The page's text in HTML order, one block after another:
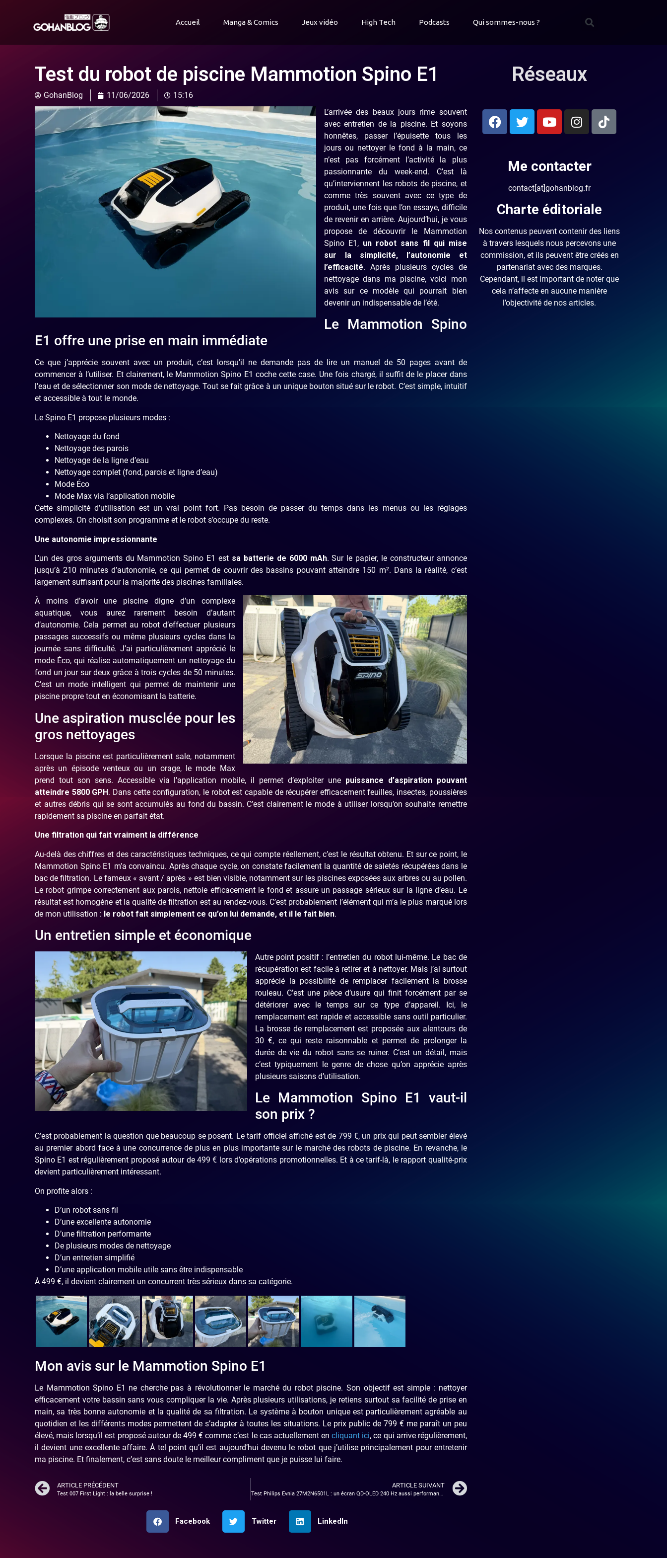
Accueil Manga & Comics Jeux vidéo High Tech Podcasts Qui sommes-nous ?
Test du robot de piscine Mammotion Spino E1
GohanBlog 11/06/2026
15:16
L’arrivée des beaux jours rime souvent
avec entretien de la piscine. Et soyons
honnêtes, passer l’épuisette tous les
jours ou nettoyer le fond à la main, ce
n’est pas forcément l’activité la plus
passionnante du week-end. C’est là
qu’interviennent les robots de piscine, et
comme très souvent avec ce type de
produit, une fois que l’on essaye, difficile
de revenir en arrière. Aujourd’hui, je vous
propose de découvrir le Mammotion
Spino E1, un robot sans fil qui mise
sur la simplicité, l’autonomie et
l’efficacité. Après plusieurs cycles de
nettoyage dans ma piscine, voici mon
avis sur ce modèle qui pourrait bien
devenir un indispensable de l’été.
Le Mammotion Spino
E1 offre une prise en main immédiate
Ce que j’apprécie souvent avec un produit, c’est lorsqu’il ne demande pas de lire un manuel de 50 pages avant de
commencer à l’utiliser. Et clairement, le Mammotion Spino E1 coche cette case. Une fois chargé, il suffit de le placer dans
l’eau et de sélectionner son mode de nettoyage. Tout se fait grâce à un unique bouton situé sur le robot. C’est simple, intuitif
et accessible à tout le monde.
Le Spino E1 propose plusieurs modes :
Nettoyage du fond
Nettoyage des parois
Nettoyage de la ligne d’eau
Nettoyage complet (fond, parois et ligne d’eau)
Mode Éco
Mode Max via l’application mobile
Cette simplicité d’utilisation est un vrai point fort. Pas besoin de passer du temps dans les menus ou les réglages
complexes. On choisit son programme et le robot s’occupe du reste.
Une autonomie impressionnante
L’un des gros arguments du Mammotion Spino E1 est sa batterie de 6000 mAh. Sur le papier, le constructeur annonce
jusqu’à 210 minutes d’autonomie, ce qui permet de couvrir des bassins pouvant atteindre 150 m². Dans la réalité, c’est
largement suffisant pour la majorité des piscines familiales.
À moins d’avoir une piscine digne d’un complexe
aquatique, vous aurez rarement besoin d’autant
d’autonomie. Cela permet au robot d’effectuer plusieurs
passages successifs ou même plusieurs cycles dans la
journée sans difficulté. J’ai particulièrement apprécié le
mode Éco, qui réalise automatiquement un nettoyage du
fond un jour sur deux grâce à trois cycles de 50 minutes.
C’est un mode intelligent qui permet de maintenir une
piscine propre tout en économisant la batterie.
Une aspiration musclée pour les
gros nettoyages
Lorsque la piscine est particulièrement sale, notamment
après un épisode venteux ou un orage, le mode Max
prend tout son sens. Accessible via l’application mobile, il permet d’exploiter une puissance d’aspiration pouvant
atteindre 5800 GPH. Dans cette configuration, le robot est capable de récupérer efficacement feuilles, insectes, poussières
et autres débris qui se sont accumulés au fond du bassin. C’est clairement le mode à utiliser lorsqu’on souhaite remettre
rapidement sa piscine en parfait état.
Une filtration qui fait vraiment la différence
Au-delà des chiffres et des caractéristiques techniques, ce qui compte réellement, c’est le résultat obtenu. Et sur ce point, le
Mammotion Spino E1 m’a convaincu. Après chaque cycle, on constate facilement la quantité de saletés récupérées dans le
bac de filtration. Le fameux « avant / après » est bien visible, notamment sur les piscines exposées aux arbres ou au pollen.
Le robot grimpe correctement aux parois, nettoie efficacement le fond et assure un passage sérieux sur la ligne d’eau. Le
résultat est homogène et la qualité de filtration est au rendez-vous. C’est probablement l’élément qui m’a le plus marqué lors
de mon utilisation : le robot fait simplement ce qu’on lui demande, et il le fait bien.
Un entretien simple et économique
Autre point positif : l’entretien du robot lui-même. Le bac de
récupération est facile à retirer et à nettoyer. Mais j’ai surtout
apprécié la possibilité de remplacer facilement la brosse
rouleau. C’est une pièce d’usure qui finit forcément par se
détériorer avec le temps sur ce type d’appareil. Ici, le
remplacement est rapide et accessible sans outil particulier.
La brosse de remplacement est proposée aux alentours de
30 €, ce qui reste raisonnable et permet de prolonger la
durée de vie du robot sans se ruiner. C’est un détail, mais
c’est typiquement le genre de chose qu’on apprécie après
plusieurs saisons d’utilisation.
Le Mammotion Spino E1 vaut-il
son prix ?
C’est probablement la question que beaucoup se posent. Le tarif officiel affiché est de 799 €, un prix qui peut sembler élevé
au premier abord face à une concurrence de plus en plus importante sur le marché des robots de piscine. En revanche, le
Spino E1 est régulièrement proposé autour de 499 € lors d’opérations promotionnelles. Et à ce tarif-là, le rapport qualité-prix
devient particulièrement intéressant.
On profite alors :
D’un robot sans fil
D’une excellente autonomie
D’une filtration performante
De plusieurs modes de nettoyage
D’un entretien simplifié
D’une application mobile utile sans être indispensable
À 499 €, il devient clairement un concurrent très sérieux dans sa catégorie.
Mon avis sur le Mammotion Spino E1
Le Mammotion Spino E1 ne cherche pas à révolutionner le marché du robot piscine. Son objectif est simple : nettoyer
efficacement votre bassin sans vous compliquer la vie. Après plusieurs utilisations, je retiens surtout sa facilité de prise en
main, sa très bonne autonomie et la qualité de sa filtration. Le système à bouton unique est particulièrement agréable au
quotidien et les différents modes permettent de s’adapter à toutes les situations. Le prix public de 799 € me paraît un peu
élevé, mais lorsqu’il est proposé autour de 499 € comme c’est le cas actuellement encliquant ici, ce qui arrive régulièrement,
il devient une excellente affaire. À tel point qu’il est aujourd’hui devenu le robot que j’utilise principalement pour entretenir
ma piscine. Et finalement, c’est sans doute le meilleur compliment que je puisse lui faire.
ARTICLE PRÉCÉDENT
Test 007 First Light : la belle surprise !
ARTICLE SUIVANT
Test Philips Evnia 27M2N6501L : un écran QD-OLED 240 Hz aussi performant au bureau qu’en gaming
Facebook Twitter LinkedIn
Réseaux
Me contacter
contact[at]gohanblog.fr
Charte éditoriale
Nos contenus peuvent contenir des liens
à travers lesquels nous percevons une
commission, et ils peuvent être créés en
partenariat avec des marques.
Cependant, il est important de noter que
cela n’affecte en aucune manière
l’objectivité de nos articles.